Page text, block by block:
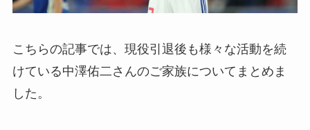
こちらの記事では、現役引退後も様々な活動を続
けている中澤佑二さんのご家族についてまとめま
した。